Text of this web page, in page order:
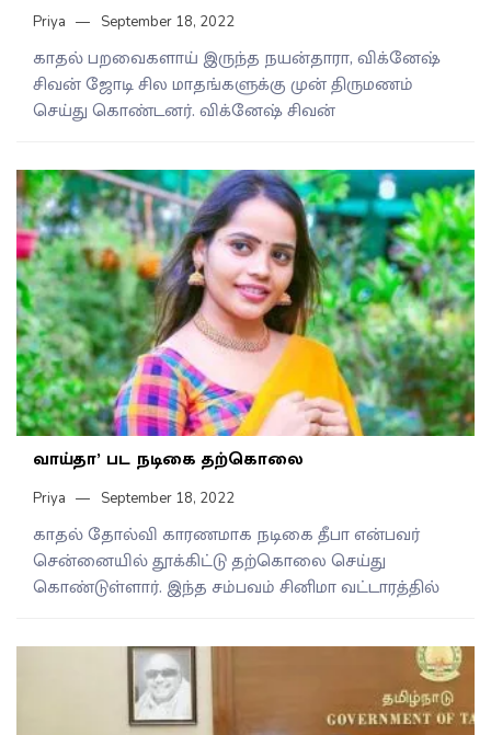
Priya September 18, 2022
காதல் பறவைகளாய் இருந்த நயன்தாரா, விக்னேஷ்
சிவன் ஜோடி சில மாதங்களுக்கு முன் திருமணம்
செய்து கொண்டனர். விக்னேஷ் சிவன்
வாய்தா’ பட நடிகை தற்கொலை
Priya September 18, 2022
காதல் தோல்வி காரணமாக நடிகை தீபா என்பவர்
சென்னையில் தூக்கிட்டு தற்கொலை செய்து
கொண்டுள்ளார். இந்த சம்பவம் சினிமா வட்டாரத்தில்